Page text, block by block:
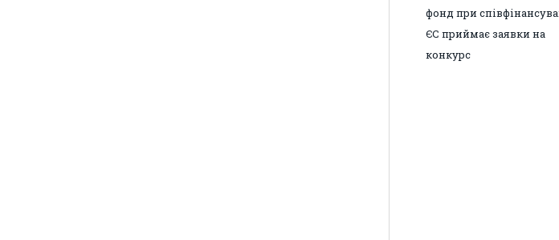
фонд при
ЄС приймає заявки на
конкурс